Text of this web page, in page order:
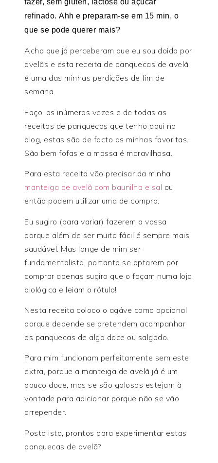
fazer, sem glúten, lactose ou açúcar
refinado. Ahh e preparam-se em 15 min, o
que se pode querer mais?
Acho que já perceberam que eu sou doida por
avelãs e esta receita de panquecas de avelã
é uma das minhas perdições de fim de
semana.
Faço-as inúmeras vezes e de todas as
receitas de panquecas que tenho aqui no
blog, estas são de facto as minhas favoritas.
São bem fofas e a massa é maravilhosa.
Para esta receita vão precisar da minha
manteiga de avelã com baunilha e sal ou
então podem utilizar uma de compra.
Eu sugiro (para variar) fazerem a vossa
porque além de ser muito fácil é sempre mais
saudável. Mas longe de mim ser
fundamentalista, portanto se optarem por
comprar apenas sugiro que o façam numa loja
biológica e leiam o rótulo!
Nesta receita coloco o agáve como opcional
porque depende se pretendem acompanhar
as panquecas de algo doce ou salgado.
Para mim funcionam perfeitamente sem este
extra, porque a manteiga de avelã já é um
pouco doce, mas se são golosos estejam à
vontade para adicionar porque não se vão
arrepender.
Posto isto, prontos para experimentar estas
panquecas de avelã?